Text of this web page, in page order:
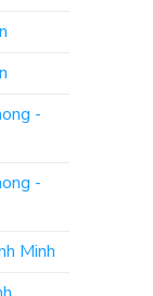
-
-
Minh